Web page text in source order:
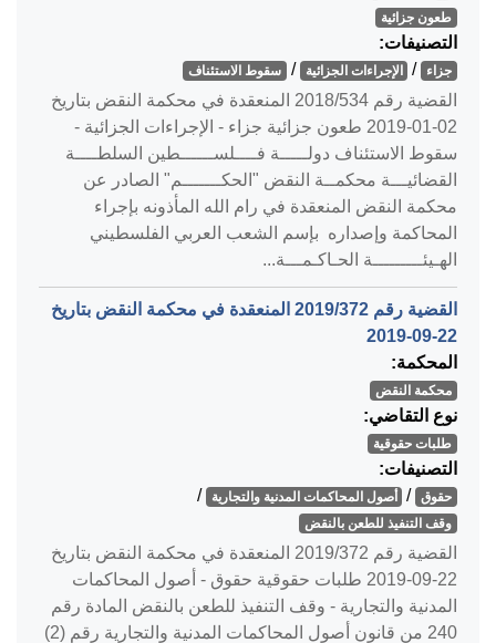
طعون جزائية
التصنيفات:
جزاء / الإجراءات الجزائية / سقوط الاستئناف
القضية رقم ‎534‏/‎2018‏ المنعقدة في محكمة النقض بتاريخ
‎2019-01-02‏ طعون جزائية جزاء - الإجراءات الجزائية -
سقوط الاستئناف دولـــــة فــــلســــــطين السلطــــة
القضائيـــة محكمــة النقض "الحكـــــــم" الصادر عن
محكمة النقض المنعقدة في رام الله المأذونه بإجراء
المحاكمة وإصداره بإسم الشعب العربي الفلسطيني
الهـيئـــــــــة الحـاكـمـــة...
القضية رقم ‎372‏/‎2019‏ المنعقدة في محكمة النقض بتاريخ
‎2019-09-22‏
المحكمة:
محكمة النقض
نوع التقاضي:
طلبات حقوقية
التصنيفات:
حقوق / أصول المحاكمات المدنية والتجارية /
وقف التنفيذ للطعن بالنقض
القضية رقم ‎372‏/‎2019‏ المنعقدة في محكمة النقض بتاريخ
‎2019-09-22‏ طلبات حقوقية حقوق - أصول المحاكمات
المدنية والتجارية - وقف التنفيذ للطعن بالنقض المادة رقم
240 من قانون أصول المحاكمات المدنية والتجارية رقم (2)